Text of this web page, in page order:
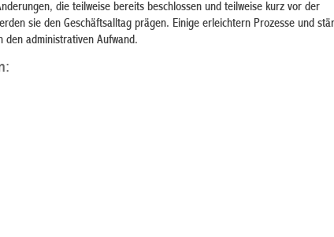
die teilweise bereits beschlossen und teilweise kurz vor der
sie den Geschäftsalltag prägen. Einige erleichtern Prozesse und
den administrativen Aufwand.